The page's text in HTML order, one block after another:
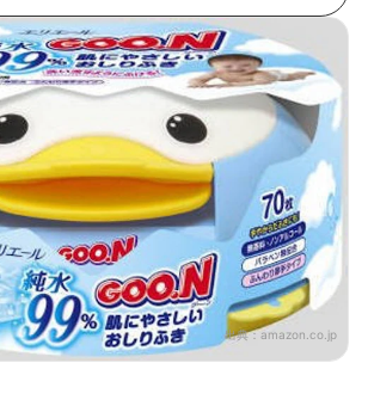
出典：amazon.co.jp